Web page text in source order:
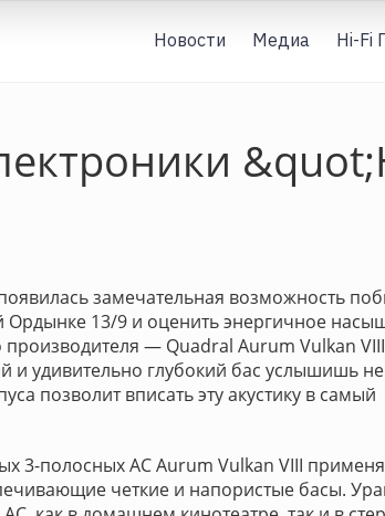
Новости Медиа Hi-Fi
замечательная возможность
13/9 и оценить энергичное
— Quadral Aurum Vulkan
и удивительно глубокий бас услышишь
позволит вписать эту акустику в самый
3-полосных АС Aurum Vulkan VIII
четкие и напористые басы.